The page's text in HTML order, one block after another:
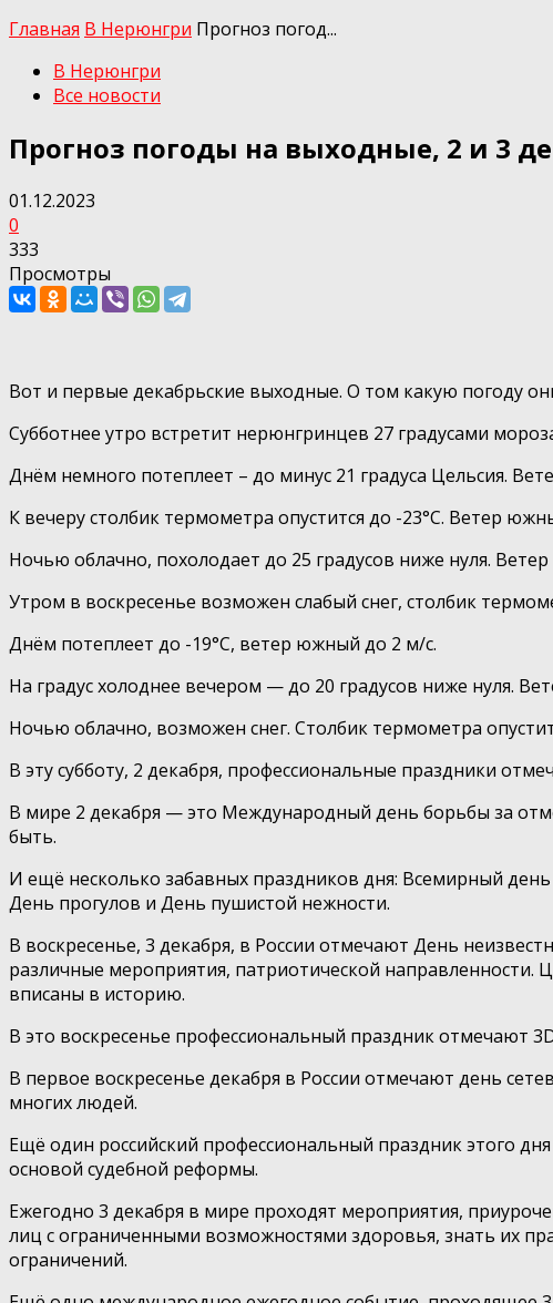
Главная В Нерюнгри Прогноз погод...
В Нерюнгри
Все новости
Прогноз погоды на выходные, 2 и 3
01.12.2023
0
333
Просмотры
Вот и первые декабрьские выходные. О том какую погоду
Субботнее утро встретит нерюнгринцев 27 градусами
Днём немного потеплеет – до минус 21 градуса Цельсия.
К вечеру столбик термометра опустится до -23°С. Ветер
Ночью облачно, похолодает до 25 градусов ниже нуля.
Утром в воскресенье возможен слабый снег, столбик
Днём потеплеет до -19°С, ветер южный до 2 м/с.
На градус холоднее вечером — до 20 градусов ниже нуля.
Ночью облачно, возможен снег. Столбик термометра
В эту субботу, 2 декабря, профессиональные праздники
В мире 2 декабря — это Международный день борьбы за
быть.
И ещё несколько забавных праздников дня: Всемирный
День прогулов и День пушистой нежности.
В воскресенье, 3 декабря, в России отмечают День
различные мероприятия, патриотической
вписаны в историю.
В это воскресенье профессиональный праздник отмечают
В первое воскресенье декабря в России отмечают день
многих людей.
Ещё один российский профессиональный праздник этого
основой судебной реформы.
Ежегодно 3 декабря в мире проходят мероприятия,
лиц с ограниченными возможностями здоровья, знать их
ограничений.